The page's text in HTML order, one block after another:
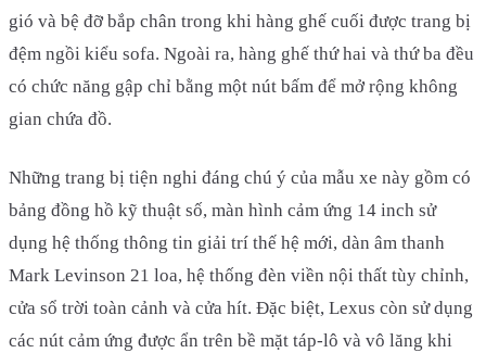
gió và bệ đỡ bắp chân trong khi hàng ghế cuối được trang bị
đệm ngồi kiểu sofa. Ngoài ra, hàng ghế thứ hai và thứ ba đều
có chức năng gập chỉ bằng một nút bấm để mở rộng không
gian chứa đồ.
Những trang bị tiện nghi đáng chú ý của mẫu xe này gồm có
bảng đồng hồ kỹ thuật số, màn hình cảm ứng 14 inch sử
dụng hệ thống thông tin giải trí thế hệ mới, dàn âm thanh
Mark Levinson 21 loa, hệ thống đèn viền nội thất tùy chỉnh,
cửa sổ trời toàn cảnh và cửa hít. Đặc biệt, Lexus còn sử dụng
các nút cảm ứng được ẩn trên bề mặt táp-lô và vô lăng khi